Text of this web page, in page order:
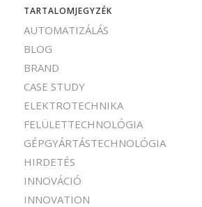
TARTALOMJEGYZÉK
AUTOMATIZÁLÁS
BLOG
BRAND
CASE STUDY
ELEKTROTECHNIKA
FELÜLETTECHNOLÓGIA
GÉPGYÁRTÁSTECHNOLÓGIA
HIRDETÉS
INNOVÁCIÓ
INNOVATION